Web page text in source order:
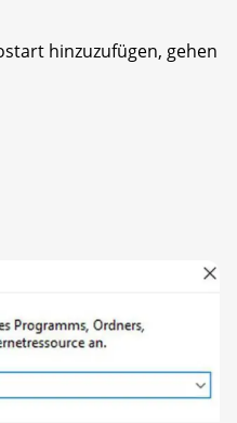
hinzuzufügen, gehen